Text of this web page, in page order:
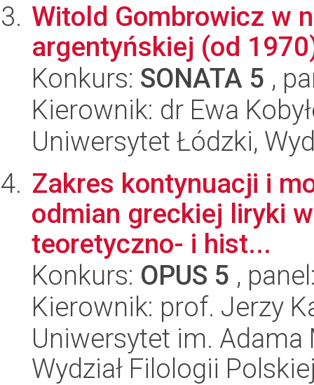
Witold Gombrowicz w
argentyńskiej (od
Konkurs: SONATA 5 ,
Kierownik: dr Ewa
Uniwersytet Łódzki,
Zakres kontynuacji i
odmian greckiej liryki
teoretyczno- i hist...
Konkurs: OPUS 5 ,
Kierownik: prof. Jerzy
Uniwersytet im.
Wydział Filologii